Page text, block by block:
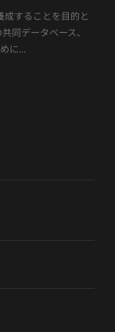
成することを目的と
同データベース、
に...